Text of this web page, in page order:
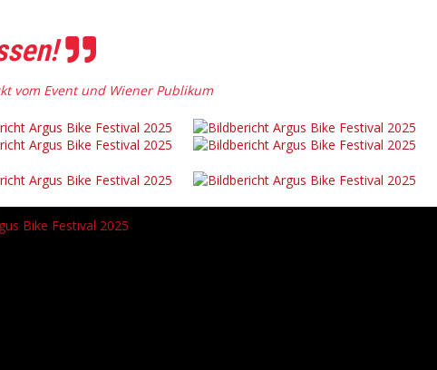
vom Event und Wiener Publikum